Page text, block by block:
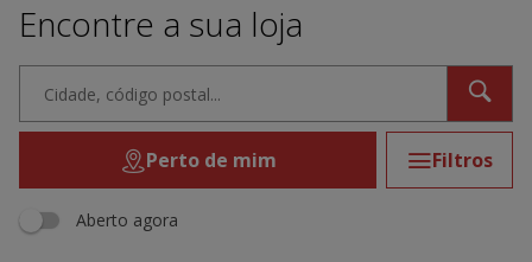
Encontre a sua loja
Perto de mim Filtros
Aberto agora